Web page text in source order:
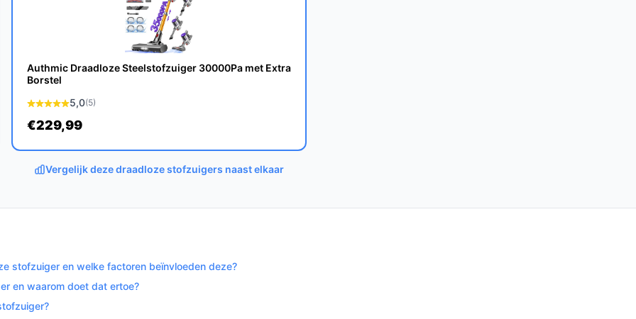
in de meeste moderne interieurs.
andere krachtige huishoudelijke
tot volle lading; levert tot ca. 55 minuten
te legen en te reinigen zonder
normaal huisstof, maar minder geschikt
55 minuten gebruik. De levensduur
bij normaal huishoudelijk gebruik
voordat capaciteit merkbaar
Authmic Draadloze Steelstofzuiger 30000Pa met Extra
Borstel
5,0(5)
€229,99
Vergelijk deze draadloze stofzuigers naast elkaar
stofzuiger en welke factoren beïnvloeden deze?
en waarom doet dat ertoe?